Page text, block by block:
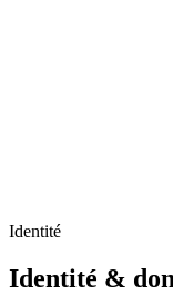
Identité
Identité &